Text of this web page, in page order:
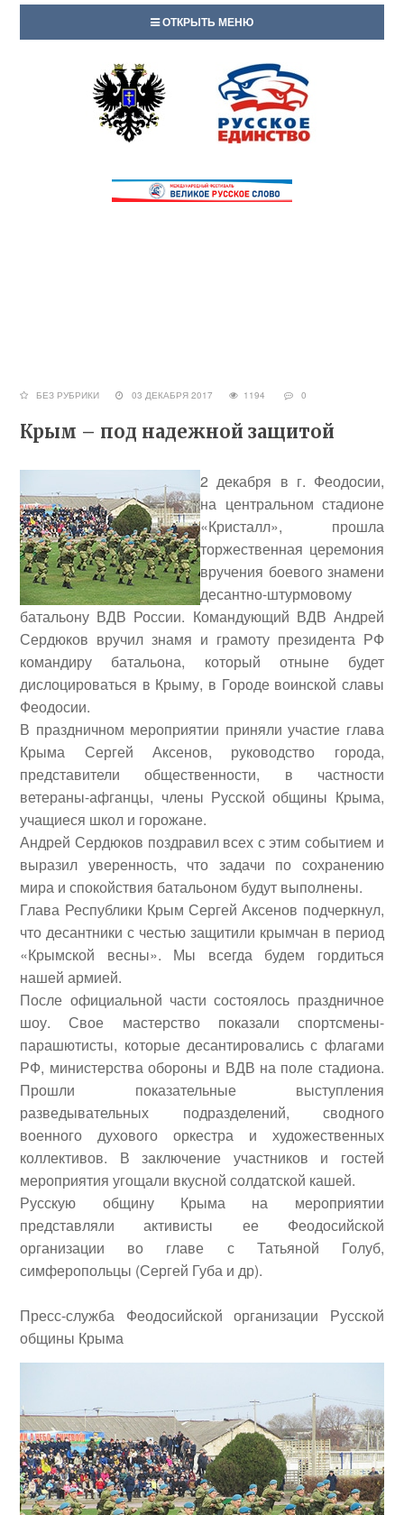
ОТКРЫТЬ МЕНЮ
БЕЗ РУБРИКИ 03 ДЕКАБРЯ 2017 1194 0
Крым – под надежной защитой
2 декабря в г. Феодосии,
на центральном стадионе
«Кристалл», прошла
торжественная церемония
вручения боевого знамени
десантно-штурмовому
батальону ВДВ России. Командующий ВДВ Андрей
Сердюков вручил знамя и грамоту президента РФ
командиру батальона, который отныне будет
дислоцироваться в Крыму, в Городе воинской славы
Феодосии.
В праздничном мероприятии приняли участие глава
Крыма Сергей Аксенов, руководство города,
представители общественности, в частности
ветераны-афганцы, члены Русской общины Крыма,
учащиеся школ и горожане.
Андрей Сердюков поздравил всех с этим событием и
выразил уверенность, что задачи по сохранению
мира и спокойствия батальоном будут выполнены.
Глава Республики КрымСергей Аксенов подчеркнул,
что десантники с честью защитили крымчан в период
«Крымской весны». Мы всегда будем гордиться
нашей армией.
После официальной части состоялось праздничное
шоу. Свое мастерство показали спортсмены-
парашютисты, которые десантировались с флагами
РФ, министерства обороны и ВДВ на поле стадиона.
Прошли показательные выступления
разведывательных подразделений, сводного
военного духового оркестра и художественных
коллективов. В заключение участников и гостей
мероприятия угощали вкусной солдатской кашей.
Русскую общину Крыма на мероприятии
представляли активисты ее Феодосийской
организации во главе с Татьяной Голуб,
симферопольцы (Сергей Губа и др).
Пресс-служба Феодосийской организации Русской
общины Крыма